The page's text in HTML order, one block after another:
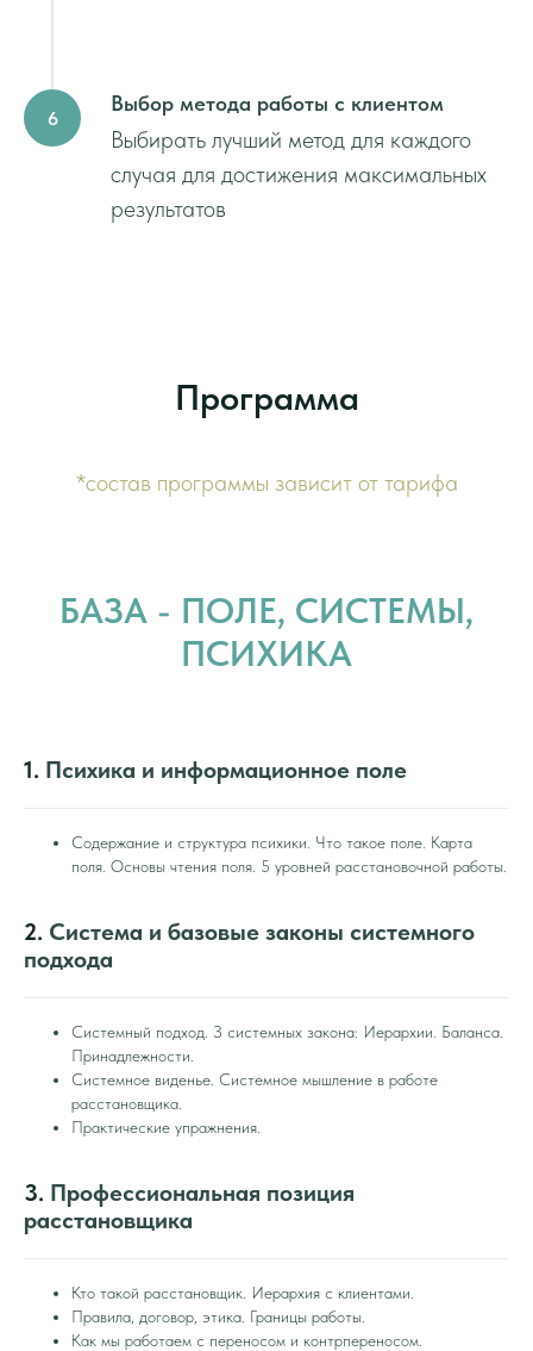
Выбор метода работы с клиентом
Выбирать лучший метод для каждого
случая для достижения максимальных
результатов
Программа
*состав программы зависит от тарифа
БАЗА - ПОЛЕ, СИСТЕМЫ,
ПСИХИКА
1. Психика и информационное поле
Содержание и структура психики. Что такое поле. Карта
поля. Основы чтения поля. 5 уровней расстановочной работы.
2. Система и базовые законы системного
подхода
Системный подход. З системных закона: Иерархии. Баланса.
Принадлежности.
Системное виденье. Системное мышление в работе
расстановщика.
Практические упражнения.
3. Профессиональная позиция
расстановщика
Кто такой расстановщик. Иерархия с клиентами.
Правила, договор, этика. Границы работы.
Как мы работаем с переносом и контрпереносом.